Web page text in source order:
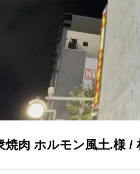
焼肉 ホルモン風土.様 /